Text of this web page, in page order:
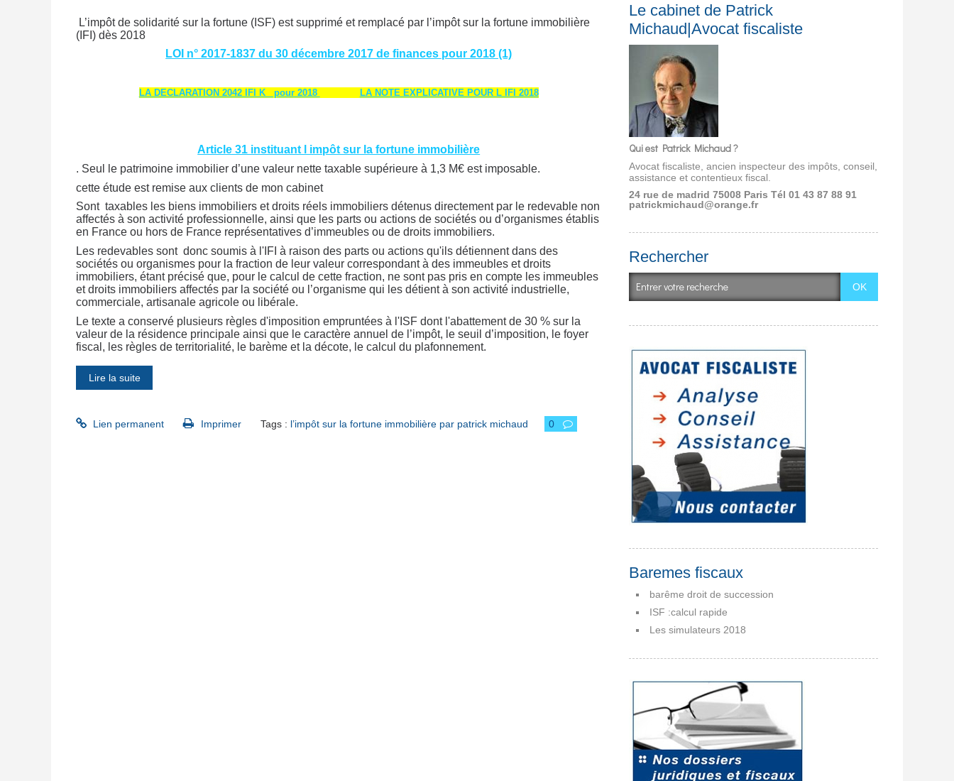
L’impôt de solidarité sur la fortune (ISF) est supprimé et remplacé par l’impôt sur la fortune immobilière
(IFI) dès 2018
LOI n° 2017-1837 du 30 décembre 2017 de finances pour 2018 (1)
LA DECLARATION 2042 IFI K pour 2018 LA NOTE EXPLICATIVE POUR L IFI 2018
Article 31 instituant l impôt sur la fortune immobilière
. Seul le patrimoine immobilier d’une valeur nette taxable supérieure à 1,3 M€ est imposable.
cette étude est remise aux clients de mon cabinet
Sont taxables les biens immobiliers et droits réels immobiliers détenus directement par le redevable non
affectés à son activité professionnelle, ainsi que les parts ou actions de sociétés ou d’organismes établis
en France ou hors de France représentatives d’immeubles ou de droits immobiliers.
Les redevables sont donc soumis à l'IFI à raison des parts ou actions qu'ils détiennent dans des
sociétés ou organismes pour la fraction de leur valeur correspondant à des immeubles et droits
immobiliers, étant précisé que, pour le calcul de cette fraction, ne sont pas pris en compte les immeubles
et droits immobiliers affectés par la société ou l’organisme qui les détient à son activité industrielle,
commerciale, artisanale agricole ou libérale.
Le texte a conservé plusieurs règles d'imposition empruntées à l'ISF dont l'abattement de 30 % sur la
valeur de la résidence principale ainsi que le caractère annuel de l’impôt, le seuil d’imposition, le foyer
fiscal, les règles de territorialité, le barème et la décote, le calcul du plafonnement.
Lire la suite
Lien permanent Imprimer Tags : l’impôt sur la fortune immobilière par patrick michaud 0
Le cabinet de Patrick
Michaud|Avocat fiscaliste
Qui est Patrick Michaud ?
Avocat fiscaliste, ancien inspecteur des impôts, conseil,
assistance et contentieux fiscal.
24 rue de madrid 75008 ParisTél 01 43 87 88 91
patrickmichaud@orange.fr
Rechercher
Baremes fiscaux
barême droit de succession
ISF :calcul rapide
Les simulateurs 2018